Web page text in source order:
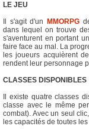
LE JEU
Il s'agit d'un
MMORPG
dans lequel on trouve
s'aventurent en portant
faire face au mal. La
les joueurs acquièrent
rendent leur personnage
CLASSES DISPONIBLES
Il existe quatre classes
classe avec le même
combat). Avec un seul
les capacités de toutes